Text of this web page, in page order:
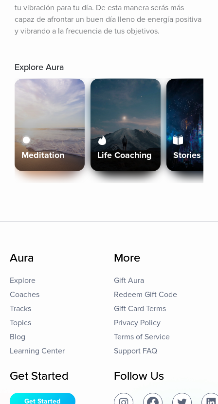
tu vibración para tu día. De esta manera serás más
capaz de afrontar un buen día lleno de energía positiva
y vibrando a la frecuencia de tus objetivos.
Explore Aura
Meditation Life Coaching Stories
Aura
Explore
Coaches
Tracks
Topics
Blog
Learning Center
More
Gift Aura
Redeem Gift Code
Gift Card Terms
Privacy Policy
Terms of Service
Support FAQ
Get Started
Get Started
Follow Us